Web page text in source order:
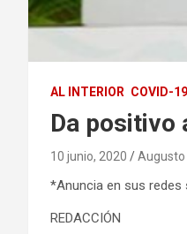
AL INTERIOR COVID-19
Da positivo
10 junio, 2020 Augusto
*Anuncia en sus redes
REDACCIÓN